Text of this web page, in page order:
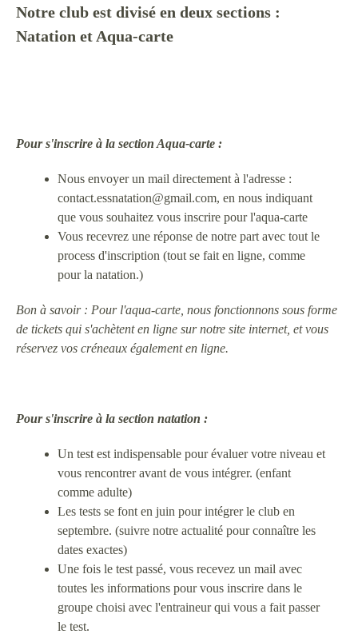
Notre club est divisé en deux sections :
Natation et Aqua-carte
Pour s'inscrire à la section Aqua-carte :
Nous envoyer un mail directement à l'adresse :
contact.essnatation@gmail.com, en nous indiquant
que vous souhaitez vous inscrire pour l'aqua-carte
Vous recevrez une réponse de notre part avec tout le
process d'inscription (tout se fait en ligne, comme
pour la natation.)
Bon à savoir : Pour l'aqua-carte, nous fonctionnons sous forme
de tickets qui s'achètent en ligne sur notre site internet, et vous
réservez vos créneaux également en ligne.
Pour s'inscrire à la section natation :
Un test est indispensable pour évaluer votre niveau et
vous rencontrer avant de vous intégrer. (enfant
comme adulte)
Les tests se font en juin pour intégrer le club en
septembre. (suivre notre actualité pour connaître les
dates exactes)
Une fois le test passé, vous recevez un mail avec
toutes les informations pour vous inscrire dans le
groupe choisi avec l'entraineur qui vous a fait passer
le test.